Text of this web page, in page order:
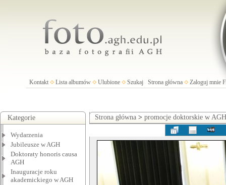
Kontakt Lista albumów Ulubione Szukaj Strona główna Zaloguj mnie
Kategorie
Wydarzenia
Jubileusze w AGH
Doktoraty honoris causa
AGH
Inauguracje roku
akademickiego w AGH
Strona główna > promocje doktorskie w AGH